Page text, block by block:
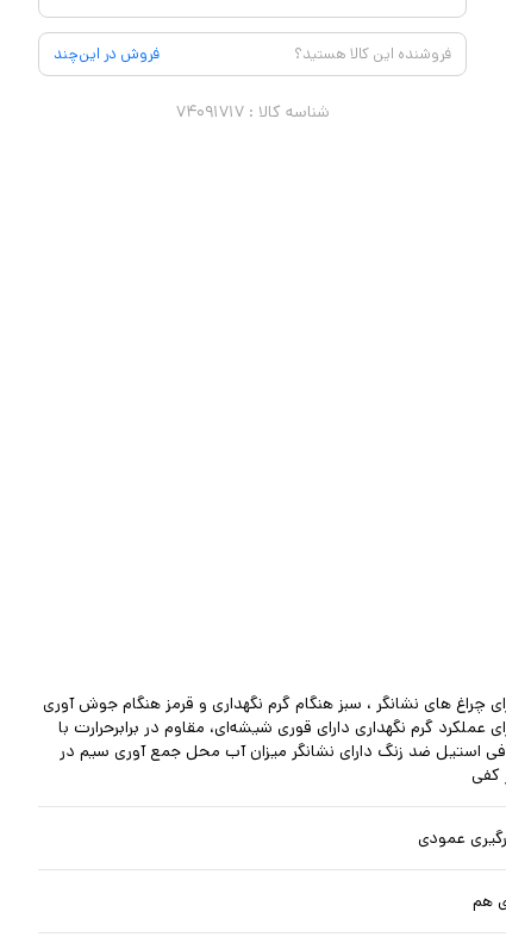
فروشنده این کالا هستید؟ فروش در این‌چند
شناسه کالا :۷۴۰۹۱۷۱۷
چراغ های نشانگر ، سبز هنگام گرم نگهداری و قرمز هنگام جوش آوری
عملکرد گرم نگهداری دارای قوری شیشه‌ای، مقاوم در برابرحرارت با
استیل ضد زنگ دارای نشانگر میزان آب محل جمع آوری سیم در
کفی
عمودی
هم